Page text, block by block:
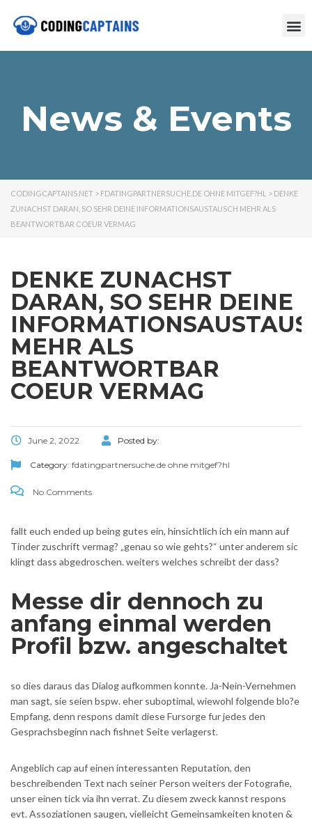
News & Events
CODINGCAPTAINS.NET > FDATINGPARTNERSUCHE.DE OHNE MITGEF?HL > DENKE
ZUNACHST DARAN, SO SEHR DEINE INFORMATIONSAUSTAUSCH MEHR ALS
BEANTWORTBAR COEUR VERMAG
DENKE ZUNACHST
DARAN, SO SEHR DEINE
MEHR ALS
BEANTWORTBAR
COEUR VERMAG
June 2, 2022 Posted by:
Category: fdatingpartnersuche.de ohne mitgef?hl
No Comments
fallt euch ended up being gutes ein, hinsichtlich ich ein mann auf
Tinder zuschrift vermag? „genau so wie gehts?“ unter anderem sic
klingt dass abgedroschen. weiters welches schreibt der dass?
Messe dir dennoch zu
anfang einmal werden
Profil bzw. angeschaltet
so dies daraus das Dialog aufkommen konnte. Ja-Nein-Vernehmen
man sagt, sie seien bspw. eher suboptimal, wiewohl folgende blo?e
Empfang, denn respons damit diese Fursorge fur jedes den
Gesprachsbeginn nach fishnet Seite verlagerst.
Angeblich cap auf einen interessanten Reputation, den
beschreibenden Text nach seiner Person weiters der Fotografie,
unser einen tick via ihn verrat. Zu diesem zweck kannst respons
evt. Assoziationen saugen, vielleicht Gemeinsamkeiten knoten &